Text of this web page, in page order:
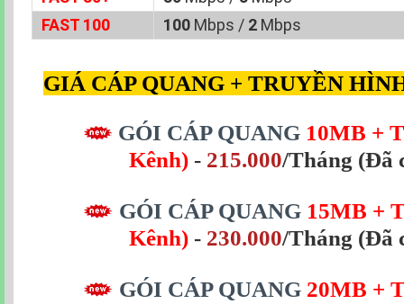
FAST 100
100 Mbps / 2 Mbps
GIÁ CÁP QUANG + TRUYỀN
GÓI CÁP QUANG 10MB +
Kênh)- 215.000/Tháng (Đã
GÓI CÁP QUANG 15MB +
Kênh) - 230.000/Tháng (Đã
GÓI CÁP QUANG 20MB +